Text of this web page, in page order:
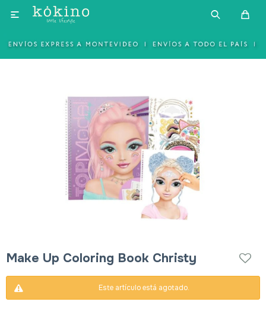

Make Up Coloring Book Christy
Este artículo está agotado.